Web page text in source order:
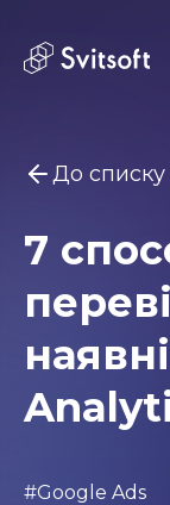
Вам може
Marketing
Головна
Послуги
Індустрія
Про нас
Кейси
Статті
До списку
7
#Google Ads